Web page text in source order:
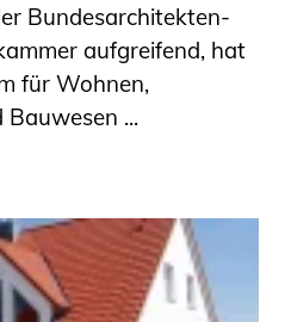
Bundesarchitekten-
aufgreifend, hat
für Wohnen,
...